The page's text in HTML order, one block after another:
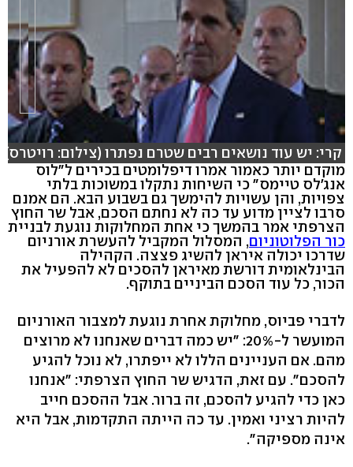
קרי: יש עוד נושאים רבים שטרם נפתרו (צילום: רויטרס)
מוקדם יותר כאמור אמרו דיפלומטים בכירים ל"לוס
אנג'לס טיימס" כי השיחות נתקלו במשוכות בלתי
צפויות, והן עשויות להימשך גם בשבוע הבא. הם אמנם
סרבו לציין מדוע עד כה לא נחתם הסכם, אבל שר החוץ
הצרפתי אמר בהמשך כי אחת המחלוקות נוגעת לבניית
כור הפלוטוניום, המסלול המקביל להעשרת אורניום
שדרכו יכולה איראן להשיג פצצה. הקהילה
הבינלאומית דורשת מאיראן להסכים לא להפעיל את
הכור, כל עוד הסכם הביניים בתוקף.
לדברי פביוס, מחלוקת אחרת נוגעת למצבור האורניום
המועשר ל-20%: "יש כמה דברים שאנחנו לא מרוצים
מהם. אם העניינים הללו לא ייפתרו, לא נוכל להגיע
להסכם". עם זאת, הדגיש שר החוץ הצרפתי: "אנחנו
כאן כדי להגיע להסכם, זה ברור. אבל ההסכם חייב
להיות רציני ואמין. עד כה הייתה התקדמות, אבל היא
אינה מספיקה".